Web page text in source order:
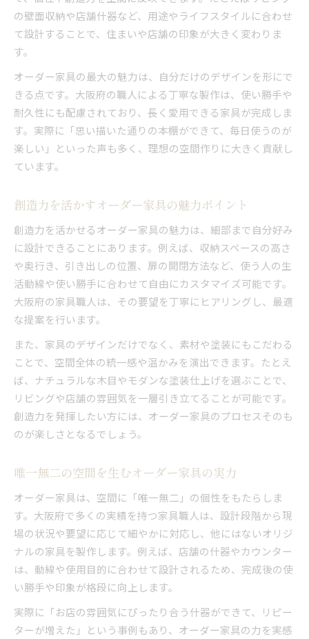
の壁面収納や店舗什器など、用途やライフスタイルに合わせ
て設計することで、住まいや店舗の印象が大きく変わりま
す。
オーダー家具の最大の魅力は、自分だけのデザインを形にで
きる点です。大阪府の職人による丁寧な製作は、使い勝手や
耐久性にも配慮されており、長く愛用できる家具が完成しま
す。実際に「思い描いた通りの本棚ができて、毎日使うのが
楽しい」といった声も多く、理想の空間作りに大きく貢献し
ています。
創造力を活かすオーダー家具の魅力ポイント
創造力を活かせるオーダー家具の魅力は、細部まで自分好み
に設計できることにあります。例えば、収納スペースの高さ
や奥行き、引き出しの位置、扉の開閉方法など、使う人の生
活動線や使い勝手に合わせて自由にカスタマイズ可能です。
大阪府の家具職人は、その要望を丁寧にヒアリングし、最適
な提案を行います。
また、家具のデザインだけでなく、素材や塗装にもこだわる
ことで、空間全体の統一感や温かみを演出できます。たとえ
ば、ナチュラルな木目やモダンな塗装仕上げを選ぶことで、
リビングや店舗の雰囲気を一層引き立てることが可能です。
創造力を発揮したい方には、オーダー家具のプロセスそのも
のが楽しさとなるでしょう。
唯一無二の空間を生むオーダー家具の実力
オーダー家具は、空間に「唯一無二」の個性をもたらしま
す。大阪府で多くの実績を持つ家具職人は、設計段階から現
場の状況や要望に応じて細やかに対応し、他にはないオリジ
ナルの家具を製作します。例えば、店舗の什器やカウンター
は、動線や使用目的に合わせて設計されるため、完成後の使
い勝手や印象が格段に向上します。
実際に「お店の雰囲気にぴったり合う什器ができて、リピー
ターが増えた」という事例もあり、オーダー家具の力を実感